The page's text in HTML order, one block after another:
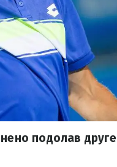
подолав друге